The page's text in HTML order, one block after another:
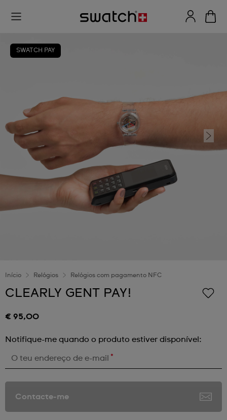
SWATCH PAY
Início Relógios Relógios com pagamento NFC
CLEARLY GENT PAY!
€ 95,00
Notifique-me quando o produto estiver disponível:
O teu endereço de e-mail *
Contacte-me